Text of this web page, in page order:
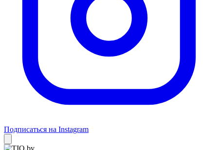
Подписаться на Instagram